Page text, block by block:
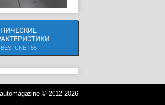
BESTUNE T55
automagazine © 2012-2026